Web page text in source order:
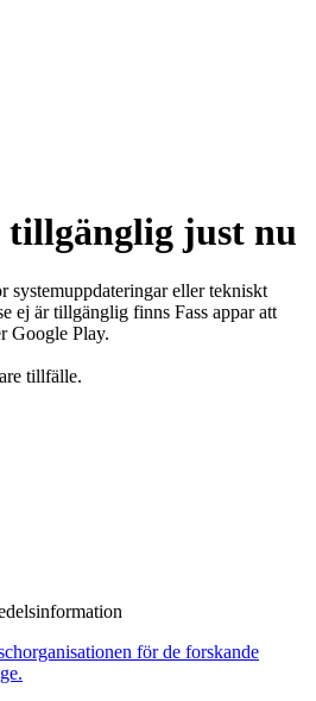
tillgänglig just nu
systemuppdateringar eller tekniskt
ej är tillgänglig finns Fass appar att
Google Play.
tillfälle.
för de forskande